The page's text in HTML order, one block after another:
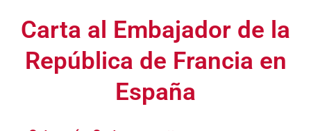
Carta al Embajador de la
República de Francia en
España